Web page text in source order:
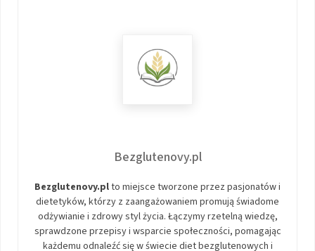
Bezglutenovy.pl
Bezglutenovy.plto miejsce tworzone przez pasjonatów i
dietetyków, którzy z zaangażowaniem promują świadome
odżywianie i zdrowy styl życia. Łączymy rzetelną wiedzę,
sprawdzone przepisy i wsparcie społeczności, pomagając
każdemu odnaleźć się w świecie diet bezglutenowych i